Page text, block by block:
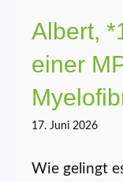
Albert,
einer
17. Juni 2026
Wie gelingt